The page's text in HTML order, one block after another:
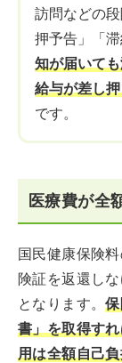
訪問などの
押予告」「
知が届いて
給与が差し
です。
医療費が全
国民健康保険
険証を返還し
となります。
書」を取得す
用は全額自己負